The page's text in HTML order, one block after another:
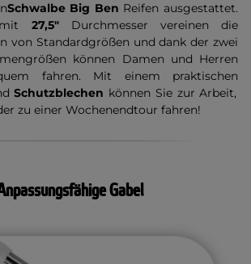
Schwalbe Big Ben Reifen ausgestattet.
mit 27,5"Durchmesser vereinen die
von Standardgrößen und dank der zwei
können Damen und Herren
fahren. Mit einem praktischen
Schutzblechen können Sie zur Arbeit,
zu einer Wochenendtour fahren!
Gabel